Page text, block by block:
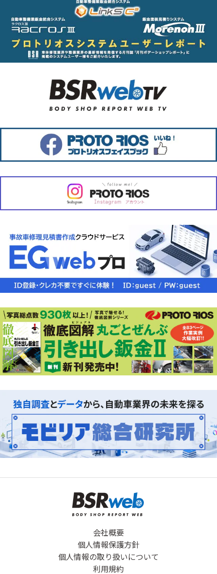
会社概要
個人情報保護方針
個人情報の取り扱いについて
利用規約